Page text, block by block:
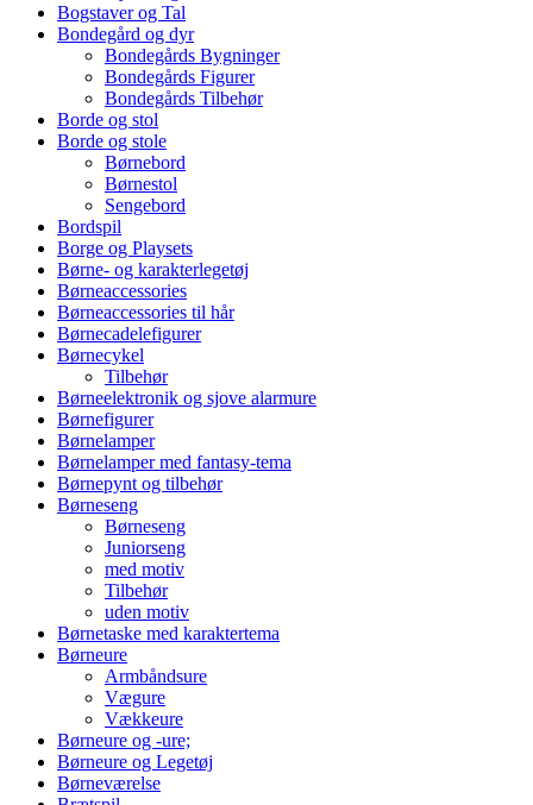
Bogstaver og Tal
Bondegård og dyr
Bondegårds Bygninger
Bondegårds Figurer
Bondegårds Tilbehør
Borde og stol
Borde og stole
Børnebord
Børnestol
Sengebord
Bordspil
Borge og Playsets
Børne- og karakterlegetøj
Børneaccessories
Børneaccessories til hår
Børnecadelefigurer
Børnecykel
Tilbehør
Børneelektronik og sjove alarmure
Børnefigurer
Børnelamper
Børnelamper med fantasy-tema
Børnepynt og tilbehør
Børneseng
Børneseng
Juniorseng
med motiv
Tilbehør
uden motiv
Børnetaske med karaktertema
Børneure
Armbåndsure
Vægure
Vækkeure
Børneure og -ure;
Børneure og Legetøj
Børneværelse